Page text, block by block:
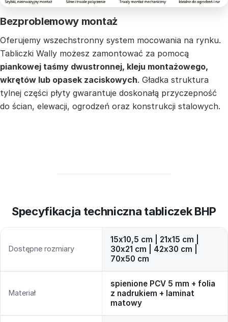
Bezproblemowy montaż
Oferujemy wszechstronny system mocowania na rynku.
Tabliczki Wally możesz zamontować za pomocą
piankowej taśmy dwustronnej, kleju montażowego,
wkrętów lub opasek zaciskowych. Gładka struktura
tylnej części płyty gwarantuje doskonałą przyczepność
do ścian, elewacji, ogrodzeń oraz konstrukcji stalowych.
Specyfikacja techniczna tabliczek BHP
Dostępne rozmiary
15x10,5 cm | 21x15 cm |
30x21 cm | 42x30 cm |
70x50 cm
Materiał
spienione PCV 5 mm + folia
z nadrukiem + laminat
matowy